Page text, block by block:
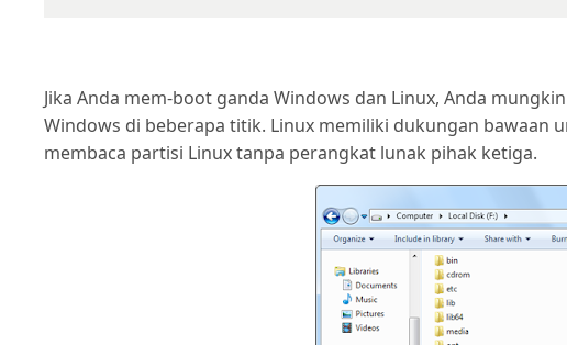
Jika Anda mem-boot ganda Windows dan Linux, Anda
Windows di beberapa titik. Linux memiliki dukungan bawaan
membaca partisi Linux tanpa perangkat lunak pihak ketiga.